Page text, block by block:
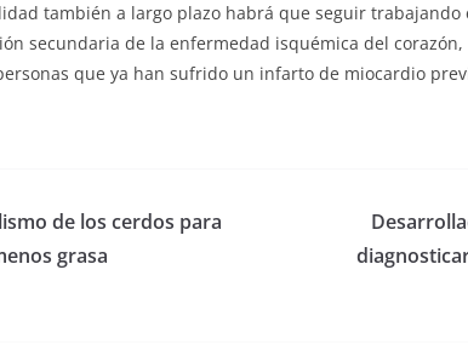
también a largo plazo habrá que seguir
secundaria de la enfermedad isquémica del
que ya han sufrido un infarto de miocardio
de los cerdos para
grasa